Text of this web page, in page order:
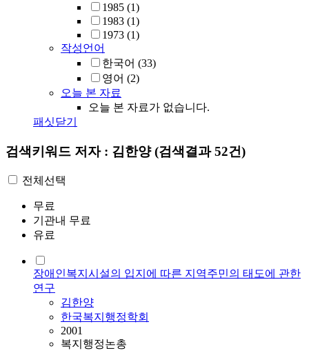
1985 (1)
1983 (1)
1973 (1)
작성언어
한국어 (33)
영어 (2)
오늘 본 자료
오늘 본 자료가 없습니다.
패싯닫기
검색키워드 저자 : 김한양(검색결과 52건)
전체선택
무료
기관내 무료
유료
장애인복지시설의 입지에 따른 지역주민의 태도에 관한
연구
김한양
한국복지행정학회
2001
복지행정논총